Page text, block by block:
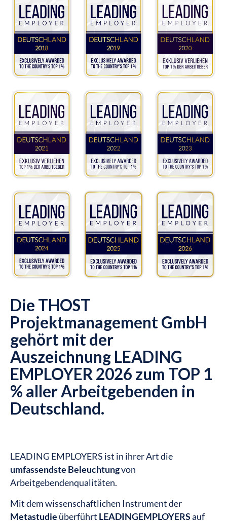
Die THOST
Projektmanagement GmbH
gehört mit der
Auszeichnung LEADING
EMPLOYER 2026 zum TOP 1
% aller Arbeitgebenden in
Deutschland.
LEADING EMPLOYERS ist in ihrer Art die
umfassendste Beleuchtungvon
Arbeitgebendenqualitäten.
Mit dem wissenschaftlichen Instrument der
Metastudie überführt LEADINGEMPLOYERSauf